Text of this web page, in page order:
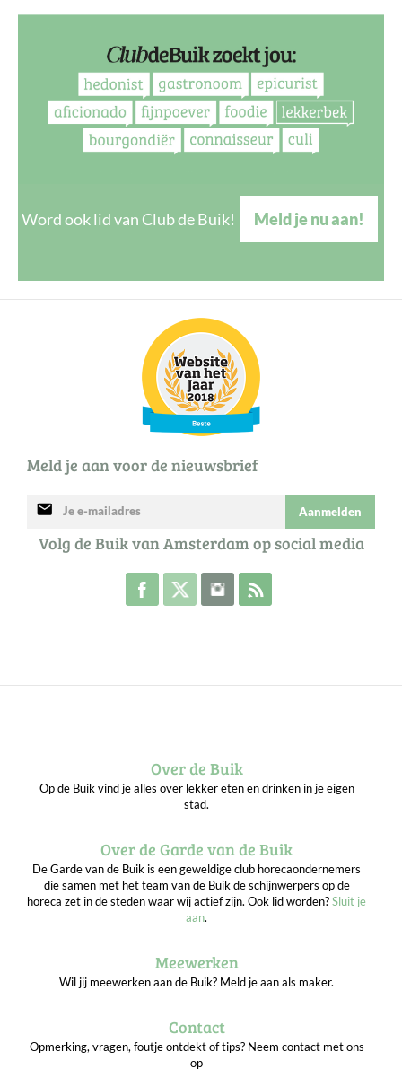
Word ook lid van Club de Buik! Meld je nu aan!
Meld je aan voor de nieuwsbrief
mail Aanmelden
Volg de Buik van Amsterdam op social media
Volg de Buik op Facebook
Volg de Buik op Twitter
Volg de Buik op Instagram
Over de Buik
Op de Buik vind je alles over lekker eten en drinken in je eigen
stad.
Over de Garde van de Buik
De Garde van de Buik is een geweldige club horecaondernemers
die samen met het team van de Buik de schijnwerpers op de
horeca zet in de steden waar wij actief zijn. Ook lid worden?Sluit je
aan.
Meewerken
Wil jij meewerken aan de Buik? Meld je aan als maker.
Contact
Opmerking, vragen, foutje ontdekt of tips? Neem contact met ons
op